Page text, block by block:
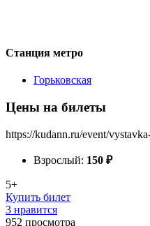
Станция метро
Горьковская
Цены на билеты
https://kudann.ru/event/
Взрослый: 150 ₽
5+
Купить билет
3 нравится
952 просмотра